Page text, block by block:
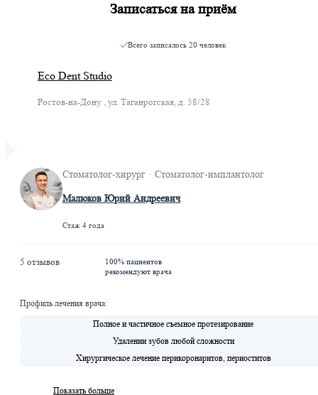
Записаться на приём
Всего записалось 20 человек
Eco Dent Studio
Ростов-на-Дону , ул. Таганрогская, д. 58/28
Стоматолог-хирург · Стоматолог-имплантолог
Малюков Юрий Андреевич
Стаж 4 года
5 отзывов
100% пациентов
рекомендуют врача
Профиль лечения врача:
Полное и частичное съемное протезирование
Удалении зубов любой сложности
Хирургическое лечение перикоронаритов, периоститов
Показать больше